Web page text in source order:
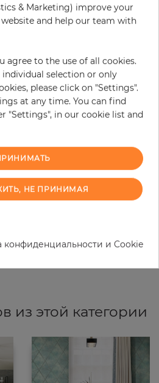
В КОРЗИНУ
ОБРАЗЕЦ
техники, цвета и оттенки
из этой категории
& Marketing) improve your
and help our team with
agree to the use of all cookies.
selection or only
please click on "Settings".
at any time. You can find
"Settings", in our cookie list and
НЕ ПРИНИМАЯ
конфиденциальности и Cookie